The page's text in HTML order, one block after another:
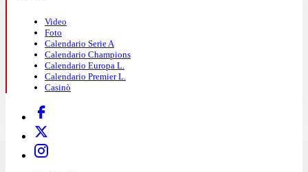
Video
Foto
Calendario Serie A
Calendario Champions
Calendario Europa L.
Calendario Premier L.
Casinò